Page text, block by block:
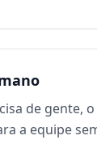
de gente,
a equipe